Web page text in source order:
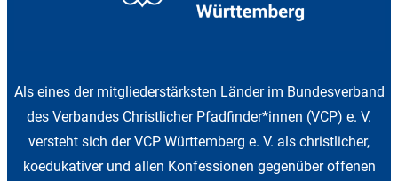
Als eines der mitgliederstärksten Länder im Bundesverband
des Verbandes Christlicher Pfadfinder*innen (VCP) e. V.
versteht sich der VCP Württemberg e. V. als christlicher,
koedukativer und allen Konfessionen gegenüber offenen